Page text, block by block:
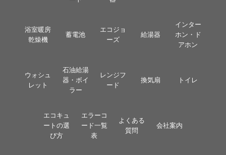
浴室暖房
乾燥機
蓄電池
エコジョ
ーズ
給湯器
インター
ホン・ド
アホン
ウォシュ
レット
石油給湯
器・ボイ
ラー
レンジフ
ード
換気扇 トイレ
エコキュ
ートの選
び方
エラーコ
ード一覧
表
よくある
質問
会社案内